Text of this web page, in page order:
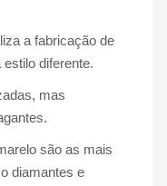
a fabricação de
diferente.
mas
são as mais
diamantes e